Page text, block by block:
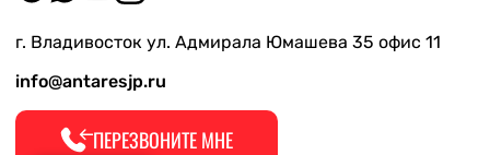
г. Владивосток ул. Адмирала Юмашева 35 офис 11
info@antaresjp.ru
ПЕРЕЗВОНИТЕ МНЕ